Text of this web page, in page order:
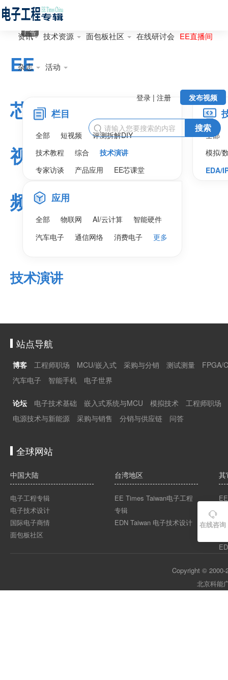
资讯 技术资源 面包板社区 在线研讨会 EE直播间
杂志 活动
发布视频
登录 | 注册
 搜索
EE
芯
视
频
广告
栏目
全部 短视频
评测拆解DIY
技术教程
综合
技术演讲
专家访谈
产品应用 EE芯课堂
全部
模拟/
EDA/
应用
全部 物联网 AI/云计算
智能硬件
汽车电子
通信网络 消费电子 更多
技术演讲
站点导航
博客 工程师职场 MCU/嵌入式 采购与分销 测试测量
FPGA/
汽车电子
智能手机 电子世界
论坛 电子技术基础 嵌入式系统与MCU 模拟技术
工程师职场
电源技术与新能源
采购与销售 分销与供应链 问答
全球网站
中国大陆
电子工程专辑
电子技术设计
国际电子商情
面包板社区
台湾地区
EE Times Taiwan电子工程
专辑
EDN Taiwan 电子技术设计
其
Copyright © 2000-
北京科能

在线咨询